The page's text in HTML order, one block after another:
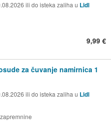
ili do isteka zaliha u Lidl
9,99 €
za čuvanje namirnica 1
ili do isteka zaliha u Lidl